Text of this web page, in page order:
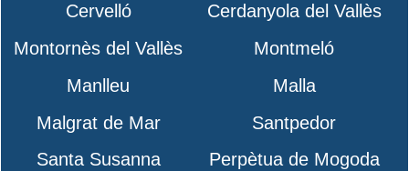
Cervelló
Cerdanyola del Vallès
Montornès del Vallès
Montmeló
Manlleu
Malla
Malgrat de Mar
Santpedor
Santa Susanna
Perpètua de Mogoda